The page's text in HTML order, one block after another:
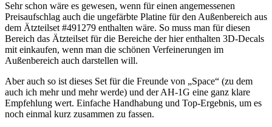
Sehr schon wäre es gewesen, wenn für einen angemessenen
Preisaufschlag auch die ungefärbte Platine für den Außenbereich aus
dem Ätzteilset #491279 enthalten wäre. So muss man für diesen
Bereich das Ätzteilset für die Bereiche der hier enthalten 3D-Decals
mit einkaufen, wenn man die schönen Verfeinerungen im
Außenbereich auch darstellen will.
Aber auch so ist dieses Set für die Freunde von „Space“ (zu dem
auch ich mehr und mehr werde) und der AH-1G eine ganz klare
Empfehlung wert. Einfache Handhabung und Top-Ergebnis, um es
noch einmal kurz zusammen zu fassen.